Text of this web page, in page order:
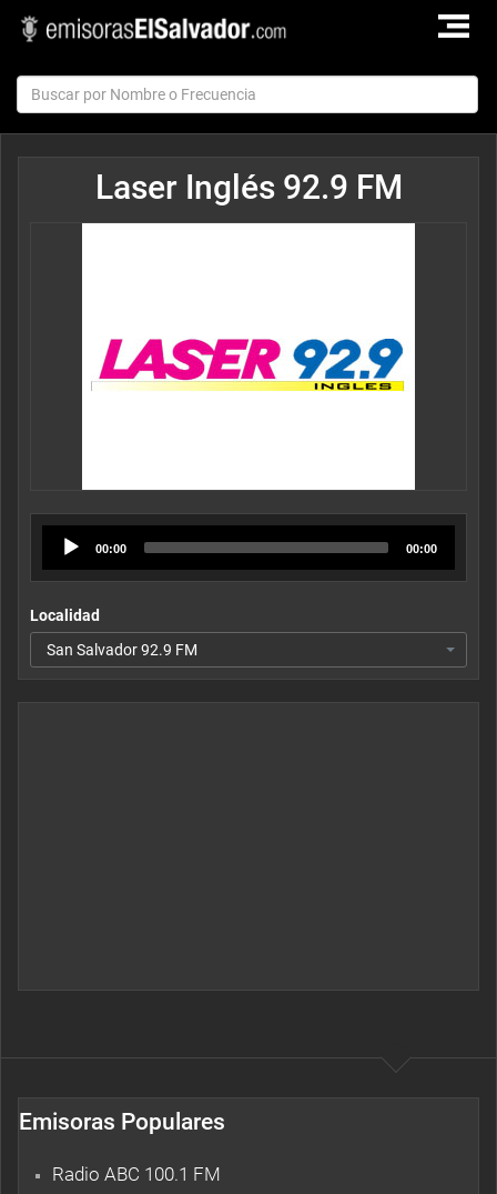
TOGGLE
Laser Inglés 92.9 FM
Player
00:00 00:00
Localidad
San Salvador 92.9 FM
Emisoras Populares
Radio ABC 100.1 FM